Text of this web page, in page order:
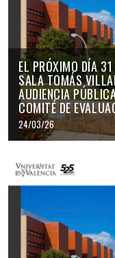
EL PRÓXIMO DÍA
SALA TOMÁS
AUDIENCIA
COMITÉ DE
24/03/26